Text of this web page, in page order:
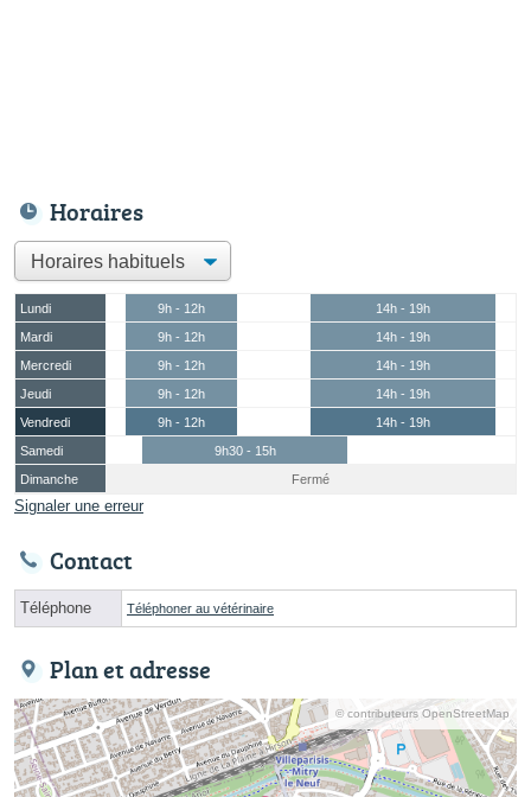
Horaires
Lundi 9h - 12h
14h - 19h
Mardi
9h - 12h
14h - 19h
Mercredi
9h - 12h
14h - 19h
Jeudi
9h - 12h
14h - 19h
Vendredi
9h - 12h
14h - 19h
Samedi
9h30 - 15h
Dimanche
Fermé
Signaler une erreur
Contact
Téléphone Téléphoner au vétérinaire
Plan et adresse
© contributeurs OpenStreetMap